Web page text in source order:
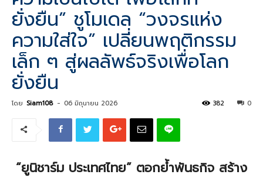
ยั่งยืน” ชูโมเดล “วงจรแห่ง
ความใส่ใจ” เปลี่ยนพฤติกรรม
เล็ก ๆ สู่ผลลัพธ์จริงเพื่อโลก
ยั่งยืน
โดย Siam108 - 06 มิถุนายน 2026 0
382
“ยูนิชาร์ม ประเทศไทย” ตอกย้ำพันธกิจ สร้าง